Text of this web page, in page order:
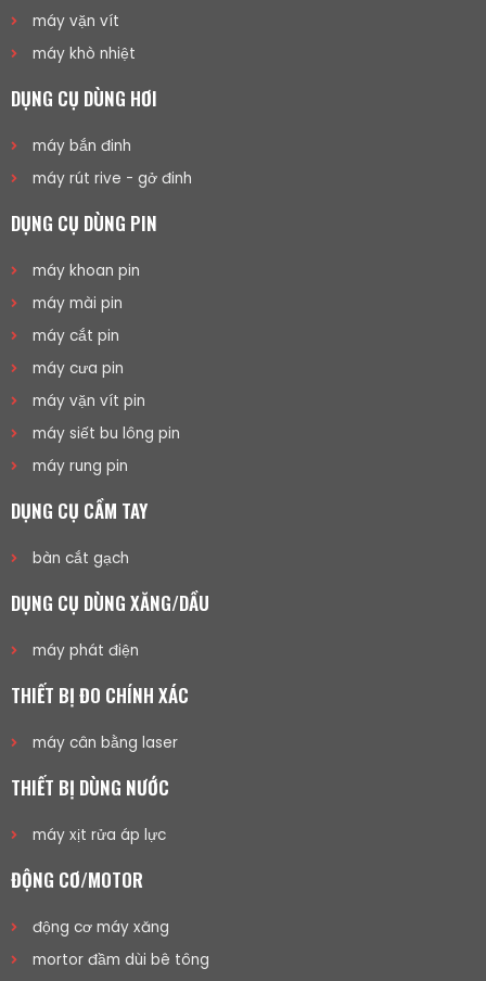
máy vặn vít
máy khò nhiệt
DỤNG CỤ DÙNG HƠI
máy bắn đinh
máy rút rive - gở đinh
DỤNG CỤ DÙNG PIN
máy khoan pin
máy mài pin
máy cắt pin
máy cưa pin
máy vặn vít pin
máy siết bu lông pin
máy rung pin
DỤNG CỤ CẦM TAY
bàn cắt gạch
DỤNG CỤ DÙNG XĂNG/DẦU
máy phát điện
THIẾT BỊ ĐO CHÍNH XÁC
máy cân bằng laser
THIẾT BỊ DÙNG NƯỚC
máy xịt rửa áp lực
ĐỘNG CƠ/MOTOR
động cơ máy xăng
mortor đầm dùi bê tông